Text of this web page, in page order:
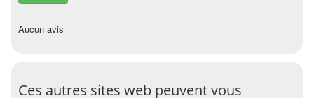
Aucun avis
Ces autres sites web peuvent vous